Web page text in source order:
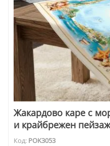
Жакардово каре с
и крайбрежен
Код: POK3053